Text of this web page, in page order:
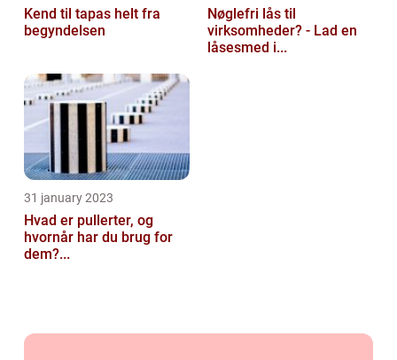
Kend til tapas helt fra
begyndelsen
Nøglefri lås til
virksomheder? - Lad en
låsesmed i...
31 january 2023
Hvad er pullerter, og
hvornår har du brug for
dem?...